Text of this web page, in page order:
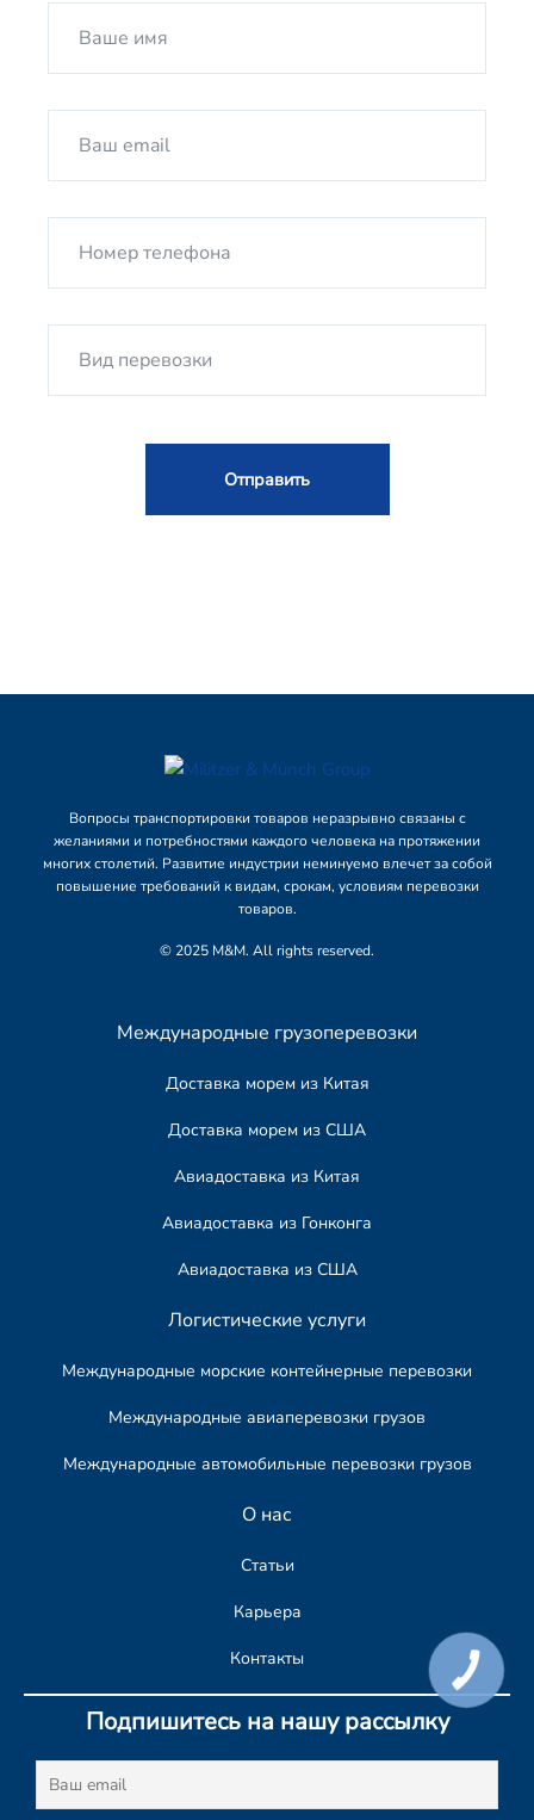
Вопросы транспортировки товаров неразрывно связаны с
желаниями и потребностями каждого человека на протяжении
многих столетий. Развитие индустрии неминуемо влечет за собой
повышение требований к видам, срокам, условиям перевозки
товаров.
© 2025 M&M. All rights reserved.
Международные грузоперевозки
Доставка морем из Китая
Доставка морем из США
Авиадоставка из Китая
Авиадоставка из Гонконга
Авиадоставка из США
Логистические услуги
Международные морские контейнерные перевозки
Международные авиаперевозки грузов
Международные автомобильные перевозки грузов​
О нас
Статьи
Карьера
Контакты
Подпишитесь на нашу рассылку
КНОПКА
СВЯЗИ